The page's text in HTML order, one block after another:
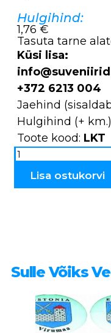
Hulgihind:
1,76 €
Tasuta tarne
Küsi lisa:
+372 6213 004
Jaehind
Hulgihind (+ km.)
Toote kood: LKT
Küünlatops
Saaremaa
LKT
Lisa ostukorvi
Sulle Võiks